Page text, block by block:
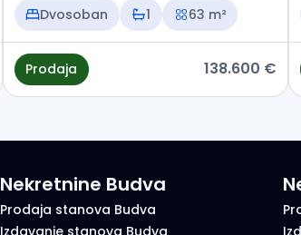
Dvosoban 1 63 m²
Prodaja 138.600 €
Nekretnine Budva
Prodaja stanova Budva
Izdavanje stanova Budva